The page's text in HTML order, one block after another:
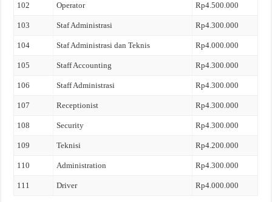
102 Operator Rp4.500.000
103 Staf Administrasi Rp4.300.000
104 Staf Administrasi dan Teknis Rp4.000.000
105 Staff Accounting Rp4.300.000
106 Staff Administrasi Rp4.300.000
107 Receptionist Rp4.300.000
108 Security Rp4.300.000
109 Teknisi Rp4.200.000
110 Administration Rp4.300.000
111 Driver Rp4.000.000